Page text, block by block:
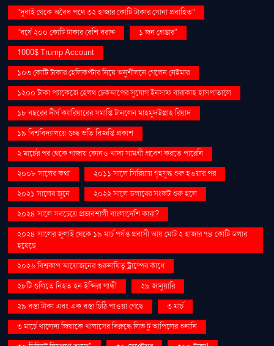
“দুবাই থেকে অবৈধ পথে ৩২ হাজার কোটি টাকার সোনা প্রবাহিত”
“বর্ষে ২০০ কোটি টাকার বেশি বরাদ্দ
১ জন গ্রেপ্তার"
1000$ Trump Account
১০৩ কোটি টাকার হেলিকপ্টার নিয়ে অনুশীলনে গেলেন নেইমার
১২০০ টাকা প্যাকেজে হেলথ চেকআপের সুযোগ ইনসাফ বারাকাহ হাসপাতালে
১৮ বছরের দীর্ঘ ক্যারিয়ারের সমাপ্তি টানলেন মাহমুদউল্লাহ রিয়াদ
১৯ বিশ্ববিদ্যালয়ে গুচ্ছ ভর্তি বিজ্ঞপ্তি প্রকাশ
২ মার্চের পর থেকে গাজায় কোনও খাদ্য সামগ্রী প্রবেশ করতে পারেনি
২০০৮ সালের কথা
২০১১ সালে সিরিয়ায় গৃহযুদ্ধ শুরু হওয়ার পর
২০২১ সালের জুনে
২০২২ সালে ডলারের সংকট শুরু হলে
২০২৪ সালে সবচেয়ে প্রভাবশালী বাংলাদেশি কারা?
২০২৪ সালের জুলাই থেকে ১৯ মার্চ পর্যন্ত প্রবাসী আয় মোট ২ হাজার ৭৪ কোটি ডলার
হয়েছে
২০২৬ বিশ্বকাপ আয়োজনের গুরুদায়িত্ব ট্রাম্পের কাঁধে
২৮টি গুলিতে নিহত হন ইন্দিরা গান্ধী
২৯ জানুয়ারি
২৯ বস্তা টাকা এবং এক বস্তা চিঠি পাওয়া গেছে
৩ মার্চ
৩ মার্চে খালেদা জিয়াকে খালাসের বিরুদ্ধে লিভ টু আপিলের শুনানি